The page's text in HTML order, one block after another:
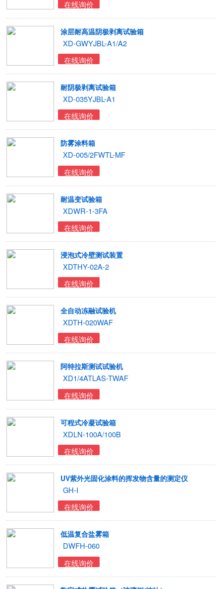
在线询价
涂层耐高温阴极剥离试验箱
XD-GWYJBL-A1/A2
在线询价
耐阴极剥离试验箱
XD-035YJBL-A1
在线询价
防雾涂料箱
XD-005/2FWTL-MF
在线询价
耐温变试验箱
XDWR-1-3FA
在线询价
浸泡式冷壁测试装置
XDTHY-02A-2
在线询价
全自动冻融试验机
XDTH-020WAF
在线询价
阿特拉斯测试试验机
XD1/4ATLAS-TWAF
在线询价
可程式冷凝试验箱
XDLN-100A/100B
在线询价
UV紫外光固化涂料的挥发物含量的测定仪
GH-I
在线询价
低温复合盐雾箱
DWFH-060
在线询价